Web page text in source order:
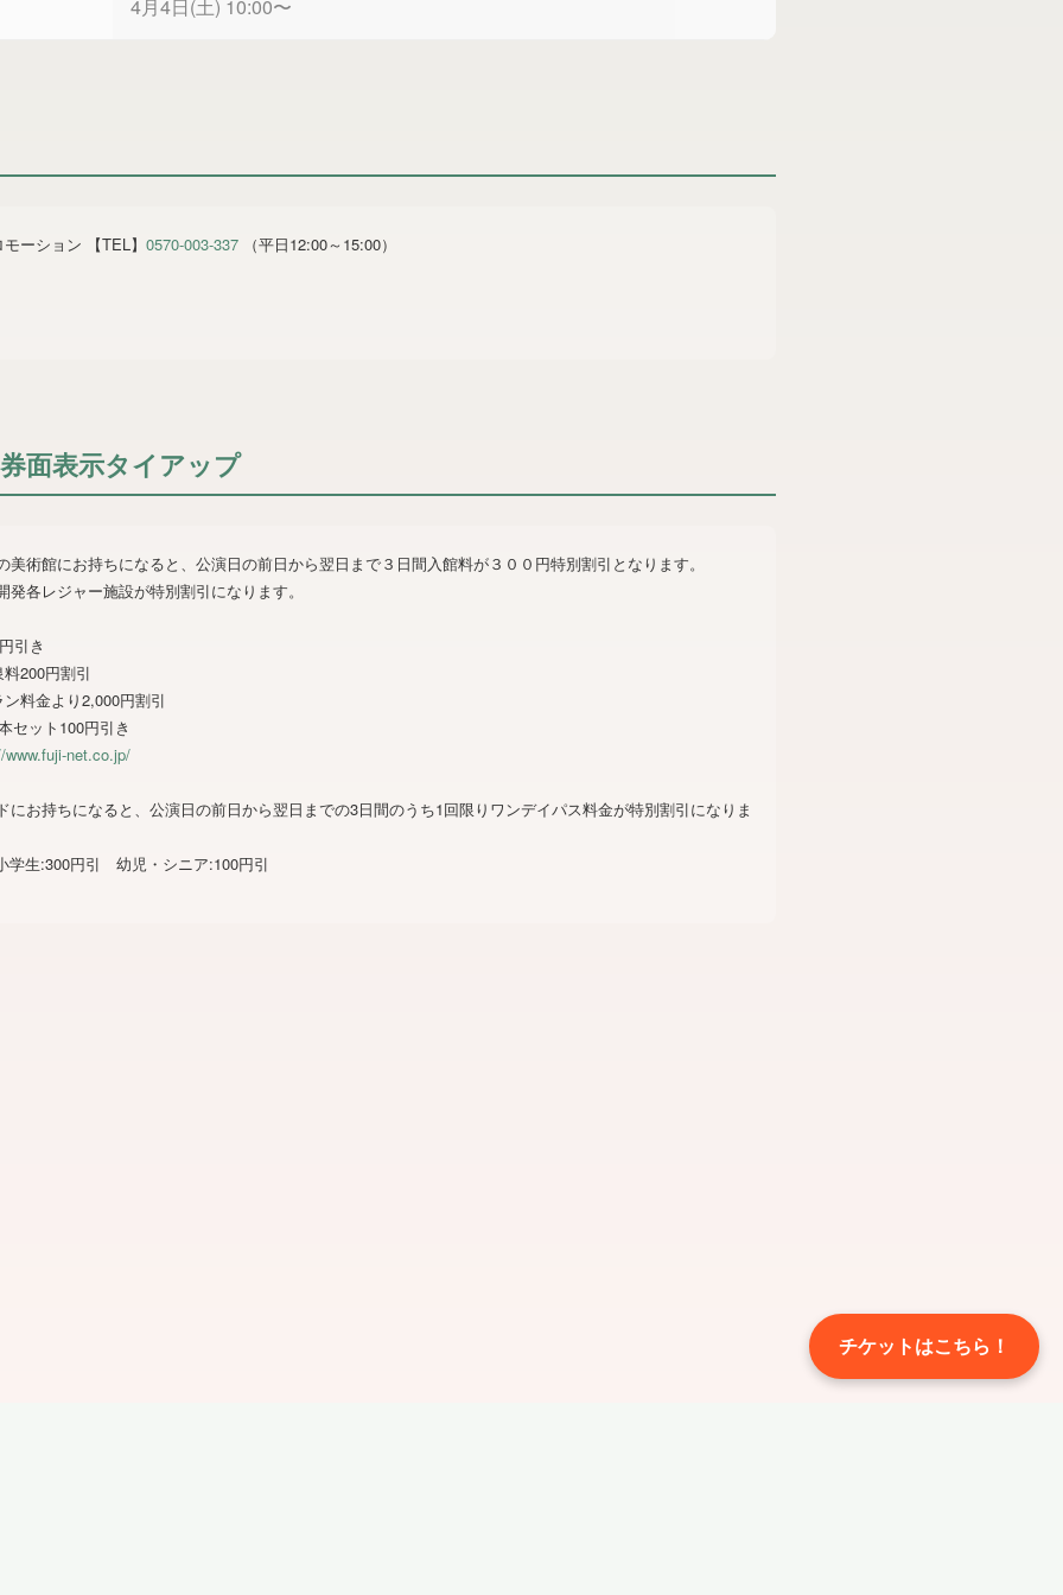
4月4日(土) 10:00〜
ーション 【TEL】 0570-003-337 （平日12:00～15:00）
面表示タイアップ
術館にお持ちになると、公演日の前日から翌日まで３日間入館料が３００円特別割引となります。
各レジャー施設が特別割引になります。
引き
200円割引
料金より2,000円割引
セット100円引き
net.co.jp/
にお持ちになると、公演日の前日から翌日までの3日間のうち1回限りワンデイパス料金が特別割引になりま
生:300円引 幼児・シニア:100円引
チケットはこちら！